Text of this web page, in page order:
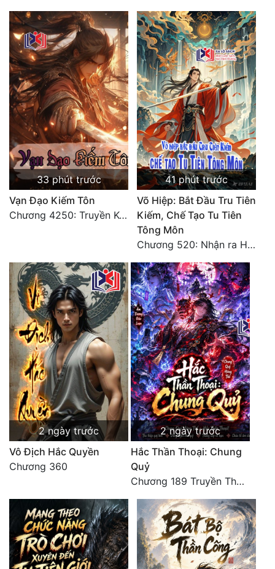
Tu Chân
Tu Tiên
Tội Phạm
Vô Địch
Võ Hiệp
Võng Du
Xuyên Không
Xuyên Nhanh
Xuyên Sách
Đô Thị
Đông Phương
Đông Phương Huyền Huyễn
Đồng Nhân
Cẩu Đạo Trường Sinh
Ngự Thú
Truyện Nam
Vô Địch Lưu
Xây Dựng Thế Lực
Đam Mỹ
33 phút trước
Vạn Đạo Kiếm Tôn
Chương 4250: Truyền Kỳ Mới
41 phút trước
Võ Hiệp: Bắt Đầu Tru Tiên
Kiếm, Chế Tạo Tu Tiên
Tông Môn
Chương 520: Nhận ra Hồng Thất Công, mỹ thực mê hoặc
2 ngày trước
Vô Địch Hắc Quyền
Chương 360
2 ngày trước
Hắc Thần Thoại: Chung
Quỷ
Chương 189 Truyền Thừa Võ Gia